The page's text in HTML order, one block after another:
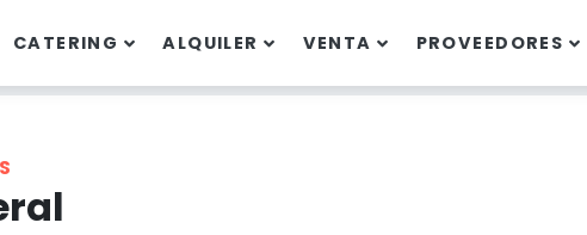
CATERING ALQUILER VENTA PROVEEDORES